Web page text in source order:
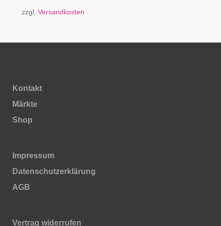
zzgl. Versandkosten
Kontakt
Märkte
Shop
Impressum
Daten­schutz­erklärung
AGB
Vertrag widerrufen